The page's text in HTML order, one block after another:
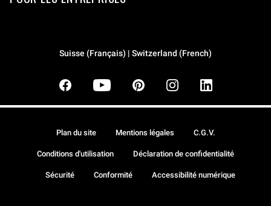
Suisse (Français) | Switzerland (French)
Plan du site Mentions légales C.G.V.
Conditions d'utilisation Déclaration de confidentialité
Sécurité Conformité Accessibilité numérique